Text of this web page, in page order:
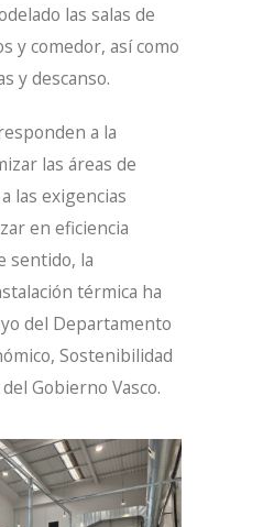
las salas de
y comedor, así como
y descanso.
a la
las áreas de
las exigencias
en eficiencia
sentido, la
térmica ha
del Departamento
Sostenibilidad
Gobierno Vasco.